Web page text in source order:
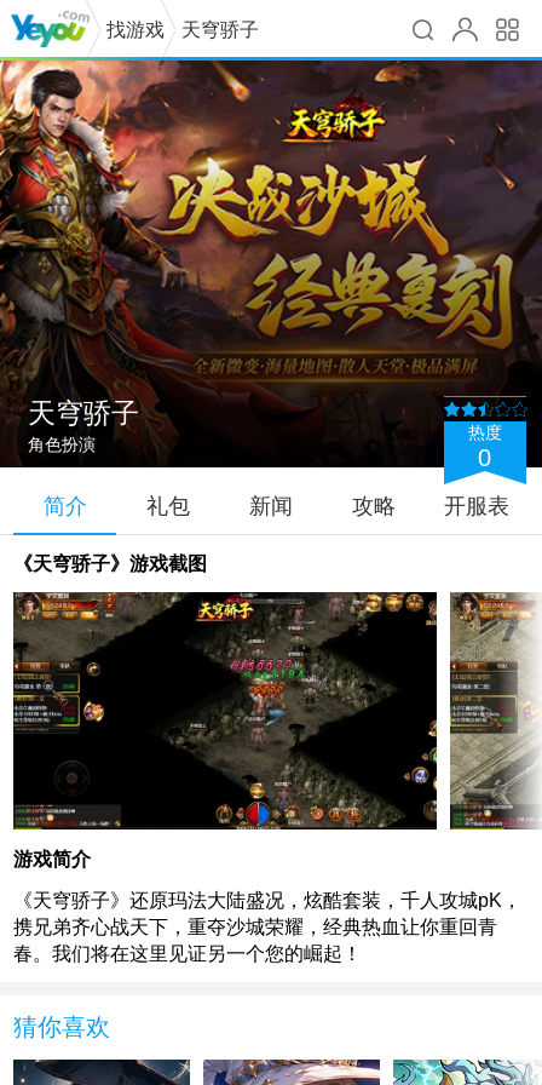
找游戏 天穹骄子
天穹骄子
角色扮演
热度
0
简介 礼包 新闻 攻略 开服表
《天穹骄子》游戏截图
游戏简介
《天穹骄子》还原玛法大陆盛况，炫酷套装，千人攻城pK，
携兄弟齐心战天下，重夺沙城荣耀，经典热血让你重回青
春。我们将在这里见证另一个您的崛起！
猜你喜欢